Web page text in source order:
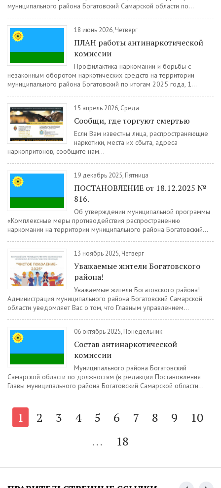
муниципального района Богатовский Самарской области по...
18 июнь 2026, Четверг
ПЛАН работы антинаркотической
комиссии
Профилактика наркомании и борьбы с
незаконным оборотом наркотических средств на территории
муниципального района Богатовский по итогам 2025 года, 1...
15 апрель 2026, Среда
Сообщи, где торгуют смертью
Если Вам известны лица, распространяющие
наркотики, места их сбыта, адреса
наркопритонов, сообщите нам...
19 декабрь 2025, Пятница
ПОСТАНОВЛЕНИЕ от 18.12.2025 №
816.
Об утверждении муниципальной программы
«Комплексные меры противодействия распространению
наркомании на территории муниципального района Богатовский...
13 ноябрь 2025, Четверг
Уважаемые жители Богатовского
района!
Уважаемые жители Богатовского района!
Администрация муниципального района Богатовский Самарской
области уведомляет Вас о том, что Главным управлением...
06 октябрь 2025, Понедельник
Состав антинаркотической
комиссии
Муниципального района Богатовский
Самарской области по должностям (в редакции Постановления
Главы муниципального района Богатовский Самарской области...
1 2 3 4 5 6 7 8 9
10
...
18